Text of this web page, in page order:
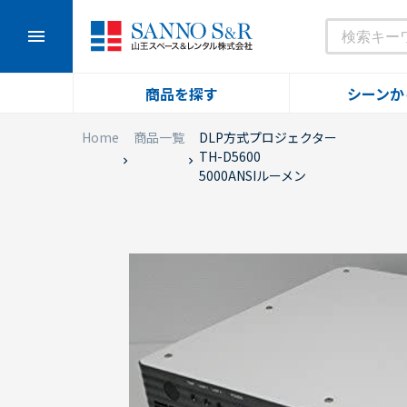
menu
商品を探す シーン
Home 商品一覧
DLP方式プロジェクター
TH-D5600
5000ANSIルーメン